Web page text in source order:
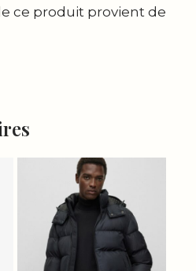
ce produit provient de